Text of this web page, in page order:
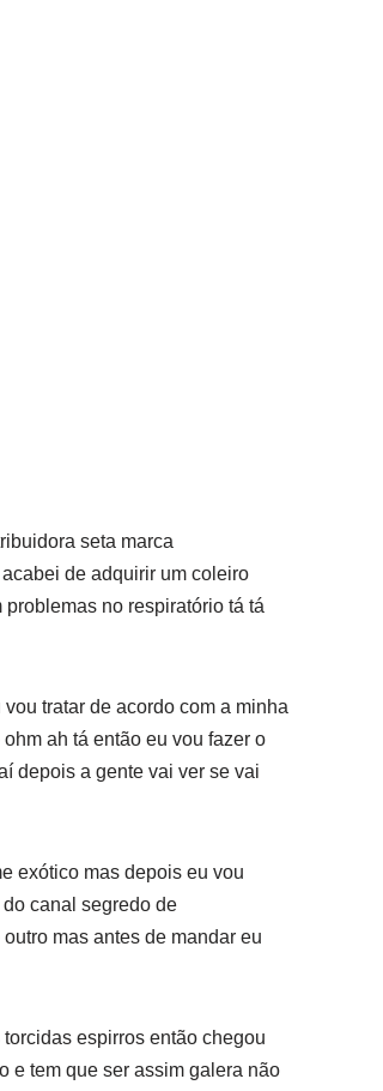
seta marca
de adquirir um coleiro
no respiratório tá tá
tratar de acordo com a minha
ah tá então eu vou fazer o
depois a gente vai ver se vai
exótico mas depois eu vou
canal segredo de
mas antes de mandar eu
espirros então chegou
e tem que ser assim galera não